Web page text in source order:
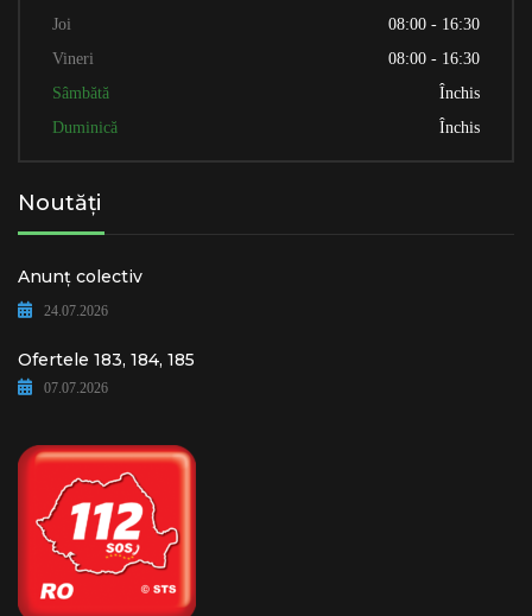
Joi
08:00 - 16:30
Vineri
08:00 - 16:30
Sâmbătă
Închis
Duminică
Închis
Noutăți
Anunț colectiv
24.07.2026
Ofertele 183, 184, 185
07.07.2026